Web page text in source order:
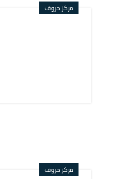
مركز حروف
مركز حروف